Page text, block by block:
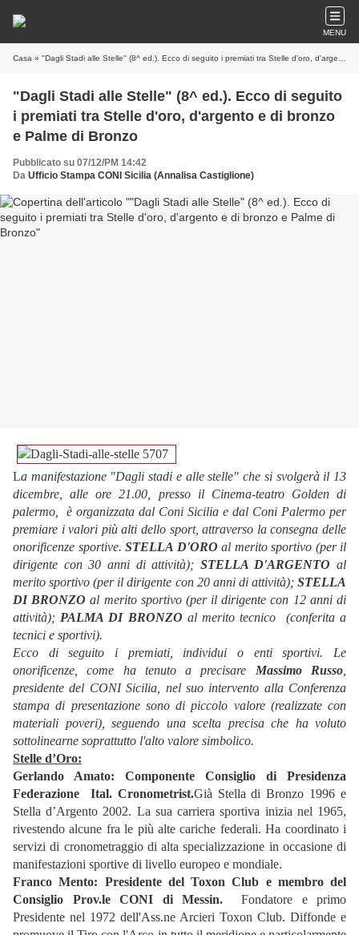
MENU
Casa » "Dagli Stadi alle Stelle" (8^ ed.). Ecco di seguito i premiati tra Stelle d'oro, d'argento e di bronzo e Palme di Bronzo
"Dagli Stadi alle Stelle" (8^ ed.). Ecco di seguito
i premiati tra Stelle d'oro, d'argento e di bronzo
e Palme di Bronzo
Pubblicato su 07/12/PM 14:42
Da Ufficio Stampa CONI Sicilia (Annalisa Castiglione)
La manifestazione "Dagli stadi e alle stelle" che si svolgerà il 13
dicembre, alle ore 21.00, presso il Cinema-teatro Golden di
palermo,
è organizzata dal Coni Sicilia e dal Coni Palermo per
premiare i valori più alti dello sport, attraverso la consegna delle
onorificenze sportive. STELLA D'ORO al merito sportivo (per il
dirigente con 30 anni di attività); STELLA D'ARGENTO al
merito sportivo (per il dirigente con 20 anni di attività); STELLA
DI BRONZO al merito sportivo (per il dirigente con 12 anni di
attività); PALMA DI BRONZO al merito tecnico (conferita a
tecnici e sportivi).
Ecco di seguito i premiati, individui o enti sportivi. Le
onorificenze, come ha tenuto a precisare Massimo Russo
presidente del CONI Sicilia, nel suo intervento alla Conferenza
stampa di presentazione sono di piccolo valore (realizzate con
materiali poveri), seguendo una scelta precisa che ha voluto
sottolinearne soprattutto l'alto valore simbolico.
Stelle d’Oro:
Gerlando Amato: Componente Consiglio di Presidenza
Federazione Ital. Cronometrist.Già Stella di Bronzo 1996 e
Stella d’Argento 2002. La sua carriera sportiva inizia nel 1965,
rivestendo alcune fra le più alte cariche federali. Ha coordinato i
servizi di cronometraggio di alta specializzazione in occasione di
manifestazioni sportive di livello europeo e mondiale.
Franco Mento: Presidente del Toxon Club e membro del
Consiglio Prov.le CONI di Messin.
Fondatore e primo
Presidente nel 1972 dell'Ass.ne Arcieri Toxon Club. Diffonde e